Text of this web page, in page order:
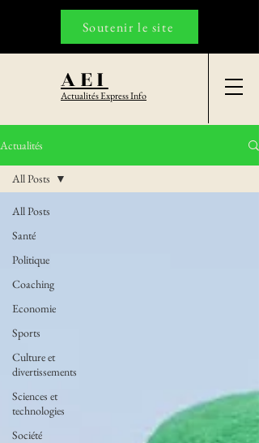
AEI
Actualités Express Info
Soutenir le site
Actualités
All Posts
Santé
Politique
Coaching
Economie
Sports
Culture et
divertissements
Sciences et
technologies
Société
All Posts